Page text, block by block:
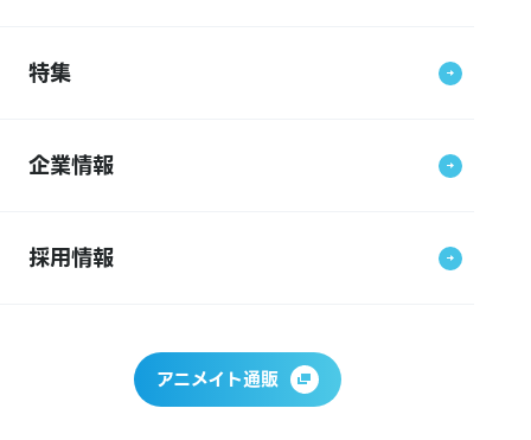
特集
企業情報
採用情報
アニメイト通販